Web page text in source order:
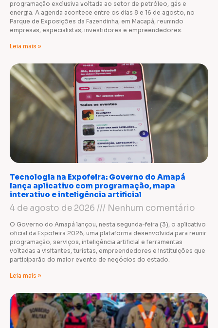
programação exclusiva voltada ao setor de petróleo, gás e
energia. A agenda acontece entre os dias 8 e 16 de agosto, no
Parque de Exposições da Fazendinha, em Macapá, reunindo
empresas, especialistas, investidores e empreendedores.
Leia mais »
Tecnologia na Expofeira: Governo do Amapá
lança aplicativo com programação, mapa
interativo e inteligência artificial
4 de agosto de 2026 Nenhum comentário
O Governo do Amapá lançou, nesta segunda-feira (3), o aplicativo
oficial da Expofeira 2026, uma plataforma desenvolvida para reunir
programação, serviços, inteligência artificial e ferramentas
voltadas a visitantes, turistas, empreendedores e instituições que
participarão do maior evento de negócios do estado.
Leia mais »